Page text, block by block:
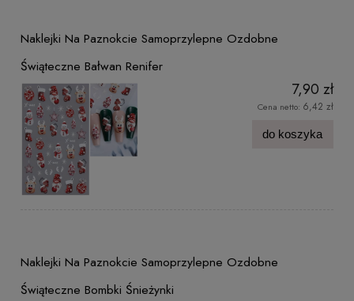
Naklejki Na Paznokcie Samoprzylepne Ozdobne
Świąteczne Bałwan Renifer
7,90 zł
Cena netto: 6,42 zł
do koszyka
Naklejki Na Paznokcie Samoprzylepne Ozdobne
Świąteczne Bombki Śnieżynki